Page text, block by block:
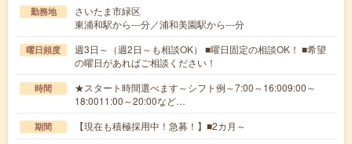
勤務地
さいたま市緑区
東浦和駅から---分／浦和美園駅から---分
曜日頻度
週3日～（週2日～も相談OK） ■曜日固定の相談OK！ ■希望
の曜日があればご相談ください！
時間
★スタート時間選べます～シフト例～7:00～16:009:00～
18:0011:00～20:00など…
期間 【現在も積極採用中！急募！】■2カ月～